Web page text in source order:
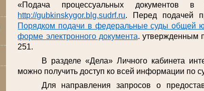
«Подача процессуальных документов
http://gubkinskygor.blg.sudrf.ru. Перед подачей
Порядком подачи в федеральные суды общей
форме электронного документа. утвержденным
251.
В разделе «Дела» Личного кабинета
можно получить доступ ко всей информации по
Для направления запросов о